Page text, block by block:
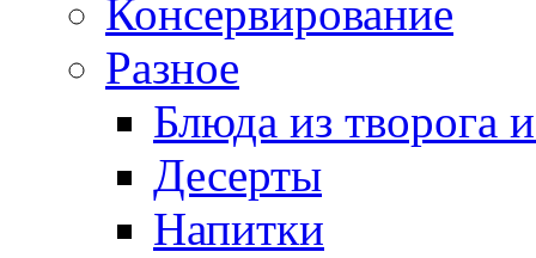
Консервирование
Разное
Блюда из творога
Десерты
Напитки